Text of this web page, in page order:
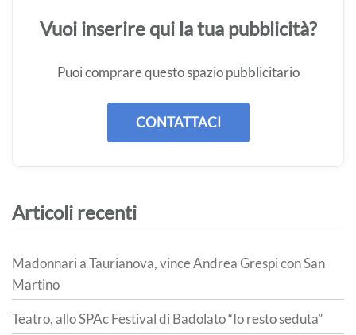
Vuoi inserire qui la tua pubblicità?
Puoi comprare questo spazio pubblicitario
CONTATTACI
Articoli recenti
Madonnari a Taurianova, vince Andrea Grespi con San
Martino
Teatro, allo SPAc Festival di Badolato “Io resto seduta”